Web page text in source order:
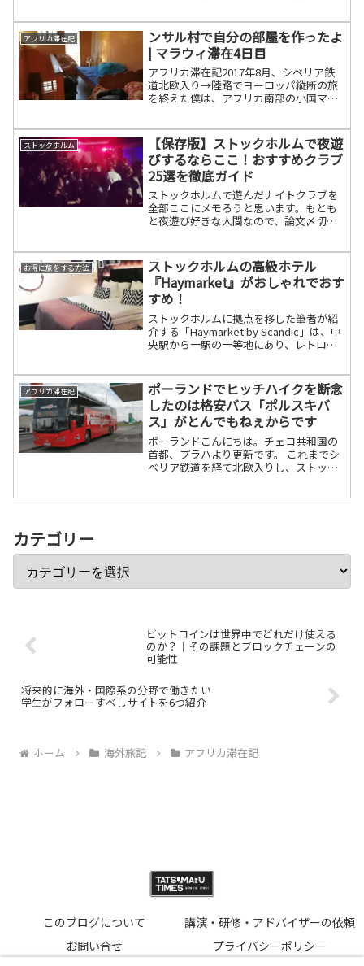
は、日本の国内外に移住した33人への取
材をもとに、「移住のリア...
アフリカ滞在記
ンサル村で自分の部屋を作ったよ
| マラウィ滞在4日目
アフリカ滞在記2017年8月、シベリア鉄
道北欧入り→陸路でヨーロッパ縦断の旅
を終えた僕は、アフリカ南部の小国マラ
ンジ！〈前後しますがマラウィ滞在4日目
の様子をあ...
ストックホルム
【保存版】ストックホルムで夜遊
びするならここ！おすすめクラブ
25選を徹底ガイド
ストックホルムで遊んだナイトクラブを
全部ここにメモろうと思います。もとも
と夜遊び好きな人間なので、論文〆切前
い学生むけのクラブしか行ってませんで
したが、現地で働きながら...
お得に旅をする方法
ストックホルムの高級ホテル
『Haymarket』がおしゃれでおす
すめ！
ストックホルムに拠点を移した筆者が紹
介する「Haymarket by Scandic」は、中
央駅から一駅の一等地にあり、レトロな
スユースにも最適だが、料金は高めでサ
ービス面に改善の余地がある。
アフリカ滞在記
ポーランドでヒッチハイクを断念
したのは格安バス「ポルスキバ
ス」がとんでもねぇからです
ポーランドこんにちは。チェコ共和国の
首都、プラハより更新です。 これまでシ
ベリア鉄道を経て北欧入りし、ストック
カテゴリー
ビットコインは世界中でどれだけ使える
のか？｜その課題とブロックチェーンの
可能性
将来的に海外・国際系の分野で働きたい
学生がフォローすべしサイトを6つ紹介
ホーム 海外旅記 アフリカ滞在記
このブログについて
講演・研修・アドバイザーの依頼
お問い合せ
プライバシーポリシー